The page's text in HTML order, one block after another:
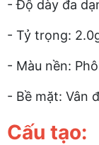
- Độ dày đa
- Tỷ trọng:
- Màu nền:
- Bề mặt: Vân
Cấu tạo: